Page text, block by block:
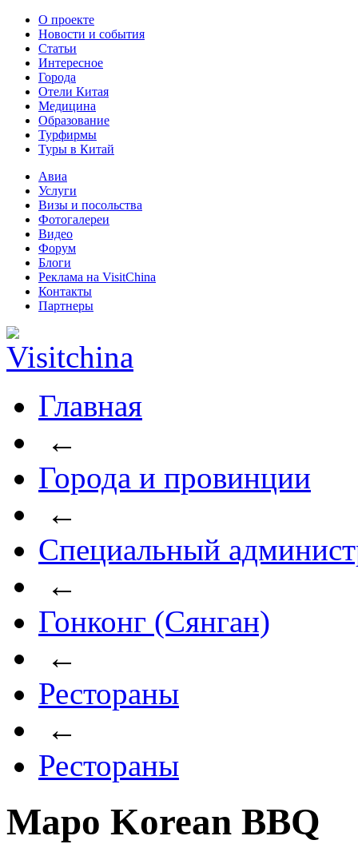
О проекте
Новости и события
Статьи
Интересное
Города
Отели Китая
Медицина
Образование
Турфирмы
Туры в Китай
Авиа
Услуги
Визы и посольства
Фотогалереи
Видео
Форум
Блоги
Реклама на VisitChina
Контакты
Партнеры
Главная
←
Города и провинции
←
Специальный
←
Гонконг (Сянган)
←
Рестораны
←
Рестораны
Mapo Korean BBQ